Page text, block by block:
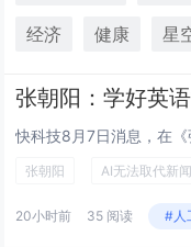
经济 健康 星
张朝阳 AI无法取代新
20小时前 35 阅读 #人